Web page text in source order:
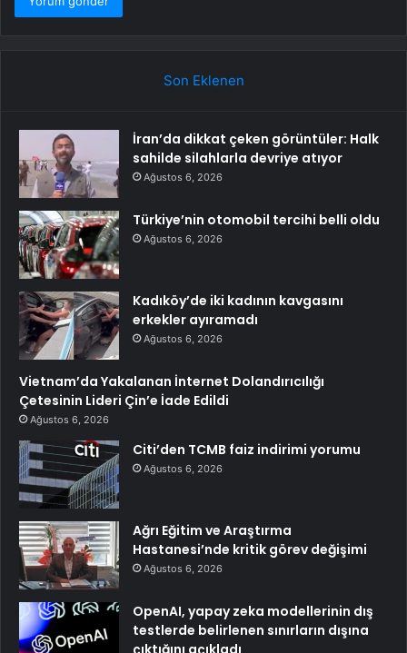
Son Eklenen
İran’da dikkat çeken görüntüler: Halk
sahilde silahlarla devriye atıyor
Ağustos 6, 2026
Türkiye’nin otomobil tercihi belli oldu
Ağustos 6, 2026
Kadıköy’de iki kadının kavgasını
erkekler ayıramadı
Ağustos 6, 2026
Vietnam’da Yakalanan İnternet Dolandırıcılığı
Çetesinin Lideri Çin’e İade Edildi
Ağustos 6, 2026
Citi’den TCMB faiz indirimi yorumu
Ağustos 6, 2026
Ağrı Eğitim ve Araştırma
Hastanesi’nde kritik görev değişimi
Ağustos 6, 2026
OpenAI, yapay zeka modellerinin dış
testlerde belirlenen sınırların dışına